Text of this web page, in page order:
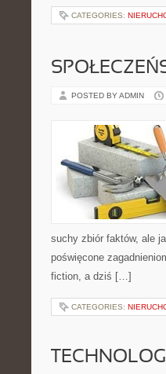
CATEGORIES:
POSTED BY ADMIN
suchy zbiór faktów, ale
poświęcone
fiction, a dziś […]
CATEGORIES: